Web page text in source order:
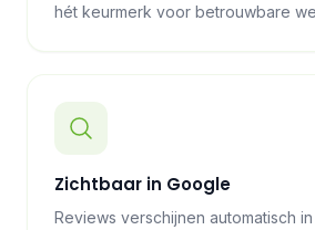
hét keurmerk voor betrouwbare
Zichtbaar in Google
Reviews verschijnen automatisch in